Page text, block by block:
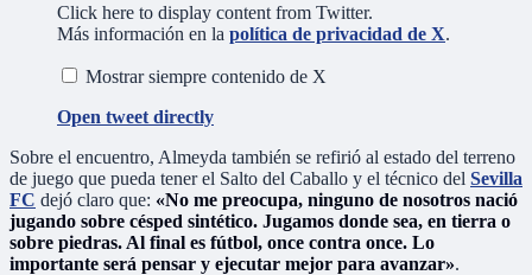
Click here to display content from Twitter.
Más información en la política de privacidad de X.
Mostrar siempre contenido de X
Open tweet directly
Sobre el encuentro, Almeyda también se refirió al estado del terreno
de juego que pueda tener el Salto del Caballo y el técnico del Sevilla
FC dejó claro que: «No me preocupa, ninguno de nosotros nació
jugando sobre césped sintético. Jugamos donde sea, en tierra o
sobre piedras. Al final es fútbol, once contra once. Lo
importante será pensar y ejecutar mejor para avanzar».